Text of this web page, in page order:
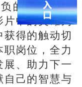
的责任与使
片中的英雄为
得的触动切
岗位，全力
展、助力下一
自己的智慧与